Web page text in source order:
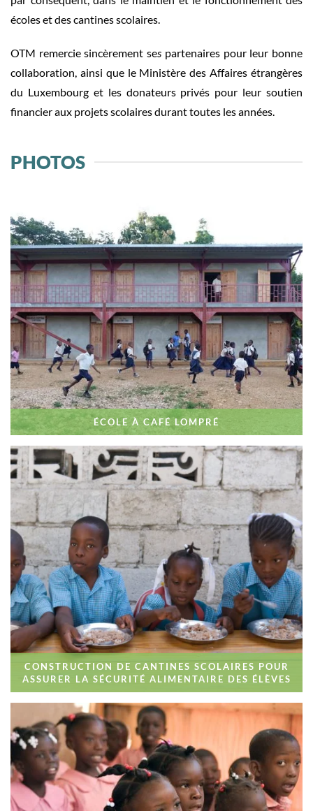
écoles et des cantines scolaires.
OTM remercie sincèrement ses partenaires pour leur bonne
collaboration, ainsi que le Ministère des Affaires étrangères
du Luxembourg et les donateurs privés pour leur soutien
financier aux projets scolaires durant toutes les années.
PHOTOS
ÉCOLE À CAFÉ LOMPRÉ
CONSTRUCTION DE CANTINES SCOLAIRES POUR
ASSURER LA SÉCURITÉ ALIMENTAIRE DES ÉLÈVES